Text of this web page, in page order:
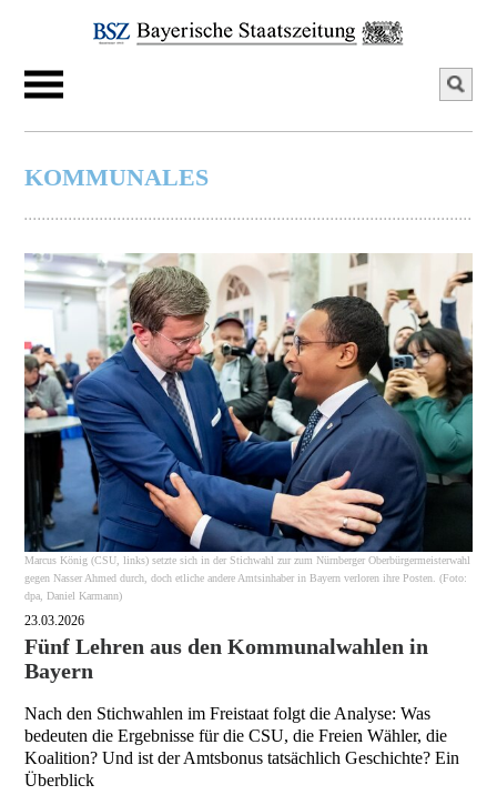
KOMMUNALES
Marcus König (CSU, links) setzte sich in der Stichwahl zur zum Nürnberger Oberbürgermeisterwahl
gegen Nasser Ahmed durch, doch etliche andere Amtsinhaber in Bayern verloren ihre Posten. (Foto:
dpa, Daniel Karmann)
23.03.2026
Fünf Lehren aus den Kommunalwahlen in
Bayern
Nach den Stichwahlen im Freistaat folgt die Analyse: Was
bedeuten die Ergebnisse für die CSU, die Freien Wähler, die
Koalition? Und ist der Amtsbonus tatsächlich Geschichte? Ein
Überblick